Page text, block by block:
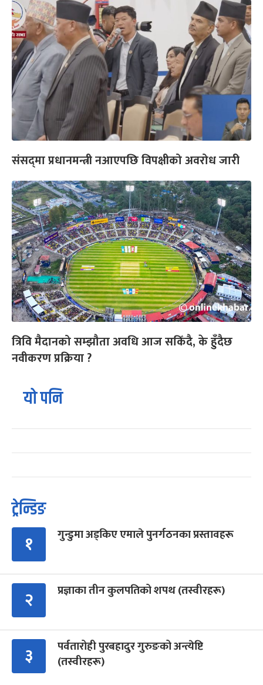
संसद्‌मा प्रधानमन्त्री नआएपछि विपक्षीको अवरोध जारी
त्रिवि मैदानको सम्झौता अवधि आज सकिँदै, के हुँदैछ
नवीकरण प्रक्रिया ?
यो पनि
ट्रेन्डिङ
१ गुन्डुमा अड्किए एमाले पुनर्गठनका प्रस्तावहरू
२ प्रज्ञाका तीन कुलपतिको शपथ (तस्वीरहरू)
३
पर्वतारोही पुरबहादुर गुरुङको अन्त्येष्टि
(तस्वीरहरू)